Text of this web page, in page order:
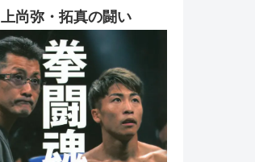
上尚弥・拓真の闘い